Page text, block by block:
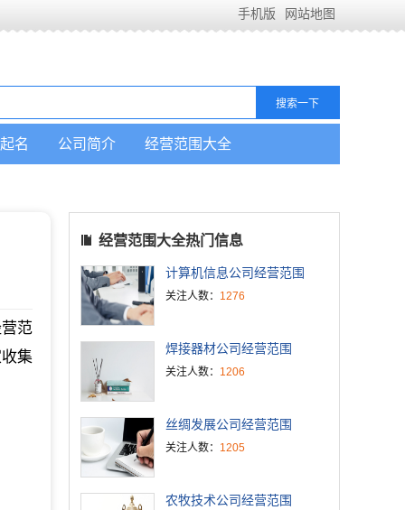
手机版 网站地图
名 公司简介 经营范围大全
范
集
经营范围大全热门信息
计算机信息公司经营范围
关注人数： 1276
焊接器材公司经营范围
关注人数： 1206
丝绸发展公司经营范围
关注人数： 1205
农牧技术公司经营范围